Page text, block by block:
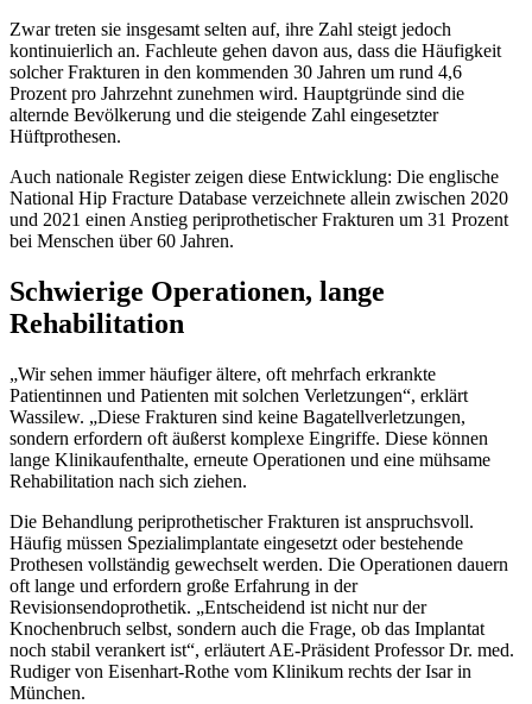
Zwar treten sie insgesamt selten auf, ihre Zahl steigt jedoch
kontinuierlich an. Fachleute gehen davon aus, dass die Häufigkeit
solcher Frakturen in den kommenden 30 Jahren um rund 4,6
Prozent pro Jahrzehnt zunehmen wird. Hauptgründe sind die
alternde Bevölkerung und die steigende Zahl eingesetzter
Hüftprothesen.
Auch nationale Register zeigen diese Entwicklung: Die englische
National Hip Fracture Database verzeichnete allein zwischen 2020
und 2021 einen Anstieg periprothetischer Frakturen um 31 Prozent
bei Menschen über 60 Jahren.
Schwierige Operationen, lange
Rehabilitation
„Wir sehen immer häufiger ältere, oft mehrfach erkrankte
Patientinnen und Patienten mit solchen Verletzungen“, erklärt
Wassilew. „Diese Frakturen sind keine Bagatellverletzungen,
sondern erfordern oft äußerst komplexe Eingriffe. Diese können
lange Klinikaufenthalte, erneute Operationen und eine mühsame
Rehabilitation nach sich ziehen.
Die Behandlung periprothetischer Frakturen ist anspruchsvoll.
Häufig müssen Spezialimplantate eingesetzt oder bestehende
Prothesen vollständig gewechselt werden. Die Operationen dauern
oft lange und erfordern große Erfahrung in der
Revisionsendoprothetik. „Entscheidend ist nicht nur der
Knochenbruch selbst, sondern auch die Frage, ob das Implantat
noch stabil verankert ist“, erläutert AE-Präsident Professor Dr. med.
Rudiger von Eisenhart-Rothe vom Klinikum rechts der Isar in
München.